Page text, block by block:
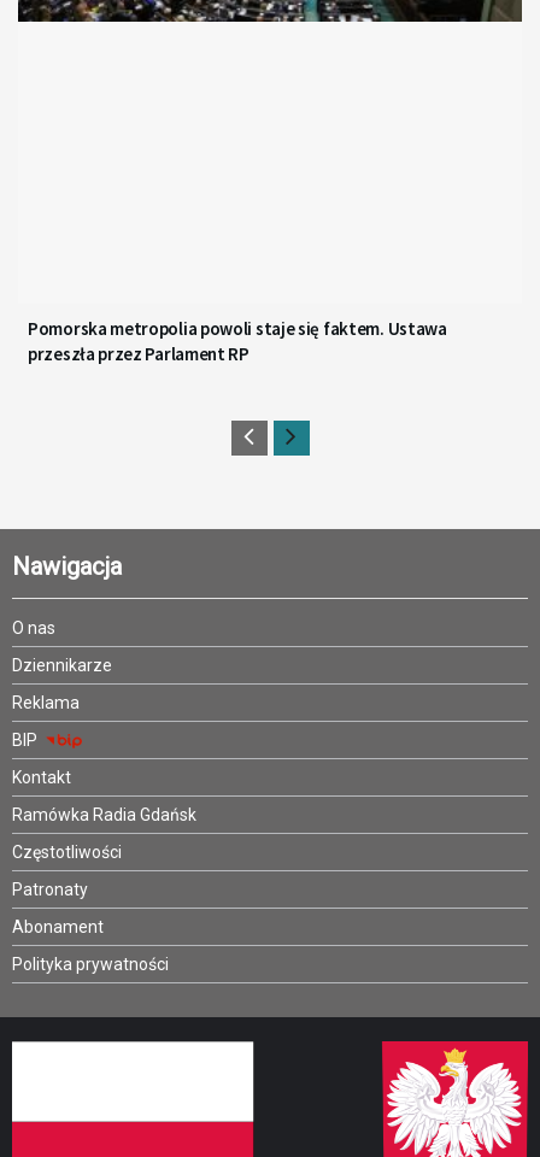
Pomorska metropolia powoli staje się faktem. Ustawa
przeszła przez Parlament RP
Nawigacja
O nas
Dziennikarze
Reklama
BIP
Kontakt
Ramówka Radia Gdańsk
Częstotliwości
Patronaty
Abonament
Polityka prywatności